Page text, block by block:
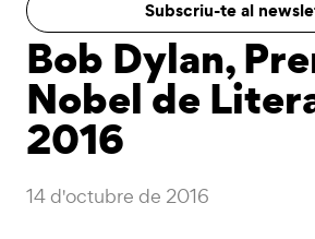
Subscriu-te al
Bob Dylan,
Nobel de
2016
14 d'octubre de 2016